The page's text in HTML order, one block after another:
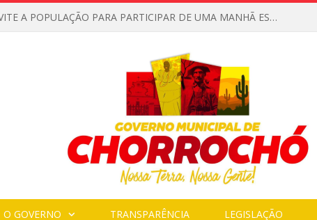
PREFEITURA DE CHORROCHÓ REALIZA VISITA TÉCNICA PARA LEVANTAMENTO DE TRECHO COM ESGOTO A CÉU ABERTO
O GOVERNO TRANSPARÊNCIA LEGISLAÇÃO